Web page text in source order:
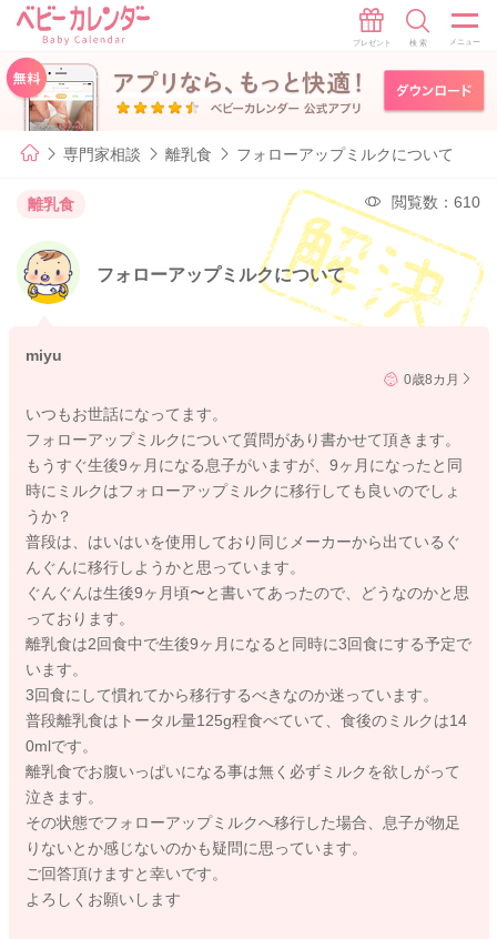
専門家相談 離乳食 フォローアップミルクについて
離乳食 閲覧数：610
フォローアップミルクについて
miyu
0歳8カ月
いつもお世話になってます。
フォローアップミルクについて質問があり書かせて頂きます。
もうすぐ生後9ヶ月になる息子がいますが、9ヶ月になったと同
時にミルクはフォローアップミルクに移行しても良いのでしょ
うか？
普段は、はいはいを使用しており同じメーカーから出ているぐ
んぐんに移行しようかと思っています。
ぐんぐんは生後9ヶ月頃〜と書いてあったので、どうなのかと思
っております。
離乳食は2回食中で生後9ヶ月になると同時に3回食にする予定で
います。
3回食にして慣れてから移行するべきなのか迷っています。
普段離乳食はトータル量125g程食べていて、食後のミルクは14
0mlです。
離乳食でお腹いっぱいになる事は無く必ずミルクを欲しがって
泣きます。
その状態でフォローアップミルクへ移行した場合、息子が物足
りないとか感じないのかも疑問に思っています。
ご回答頂けますと幸いです。
よろしくお願いします